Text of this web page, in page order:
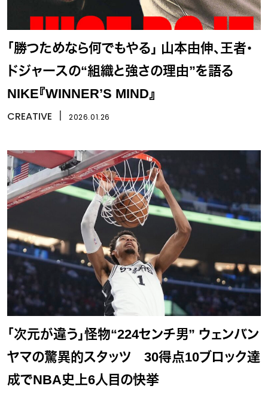
「勝つためなら何でもやる」 山本由伸、王者・
ドジャースの“組織と強さの理由”を語る
NIKE『WINNER’S MIND』
CREATIVE 2026.01.26
「次元が違う」怪物“224センチ男” ウェンバン
ヤマの驚異的スタッツ 30得点10ブロック達
成でNBA史上6人目の快挙